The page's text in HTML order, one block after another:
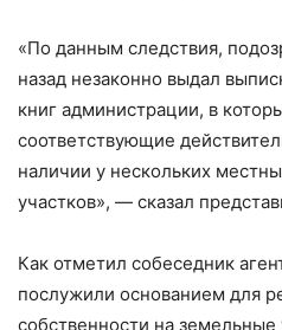
«По данным следствия,
назад незаконно выдал
книг администрации, в
соответствующие
наличии у нескольких
участков», — сказал
Как отметил собеседник
послужили основанием для
собственности на